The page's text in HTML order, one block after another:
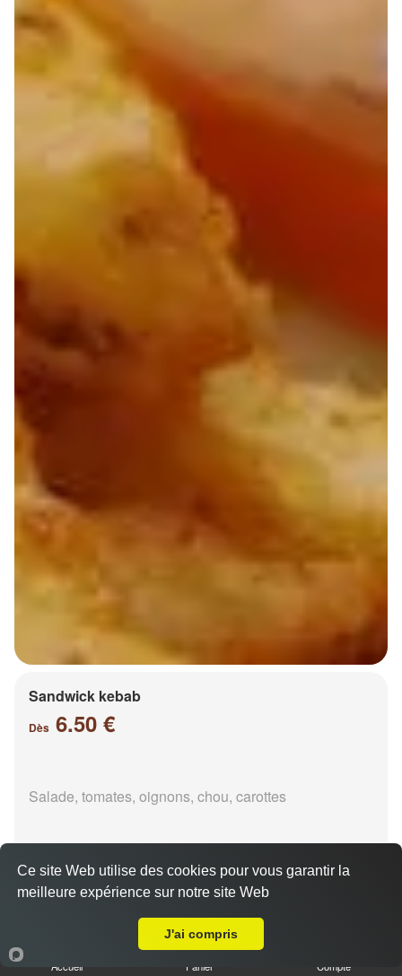
Sandwick kebab
Dès 6.50 €
Salade, tomates, oignons, chou, carottes
Accueil Panier Compte
Ce site Web utilise des cookies pour vous garantir la
meilleure expérience sur notre site Web
J'ai compris